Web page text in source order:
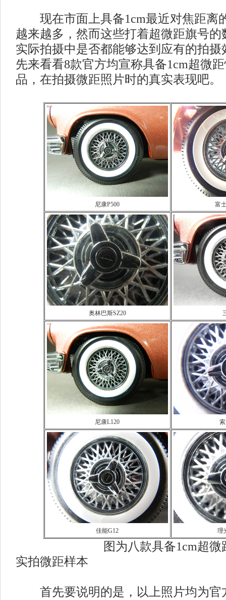
现在市面上具备1cm最近对焦距离
越来越多，然而这些打着超微距旗号的
实际拍摄中是否都能够达到应有的拍摄
先来看看8款官方均宣称具备1cm超微
品，在拍摄微距照片时的真实表现吧。
尼康P500 富
奥林巴斯SZ20
尼康L120
佳能G12 理
图为八款具备1cm超微距的
实拍微距样本
首先要说明的是，以上照片均为官